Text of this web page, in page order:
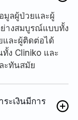
มูลผู้ป่วยและผู้
างสมบูรณ์แบบทั้ง
และผู้ติดต่อได้
ง Cliniko และ
ะทันสมัย
ะเงินมีการ